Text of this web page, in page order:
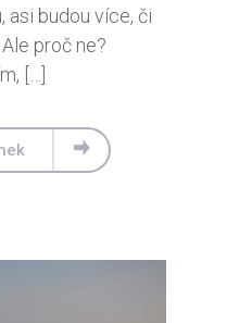
asi budou více, či
proč ne?
[…]